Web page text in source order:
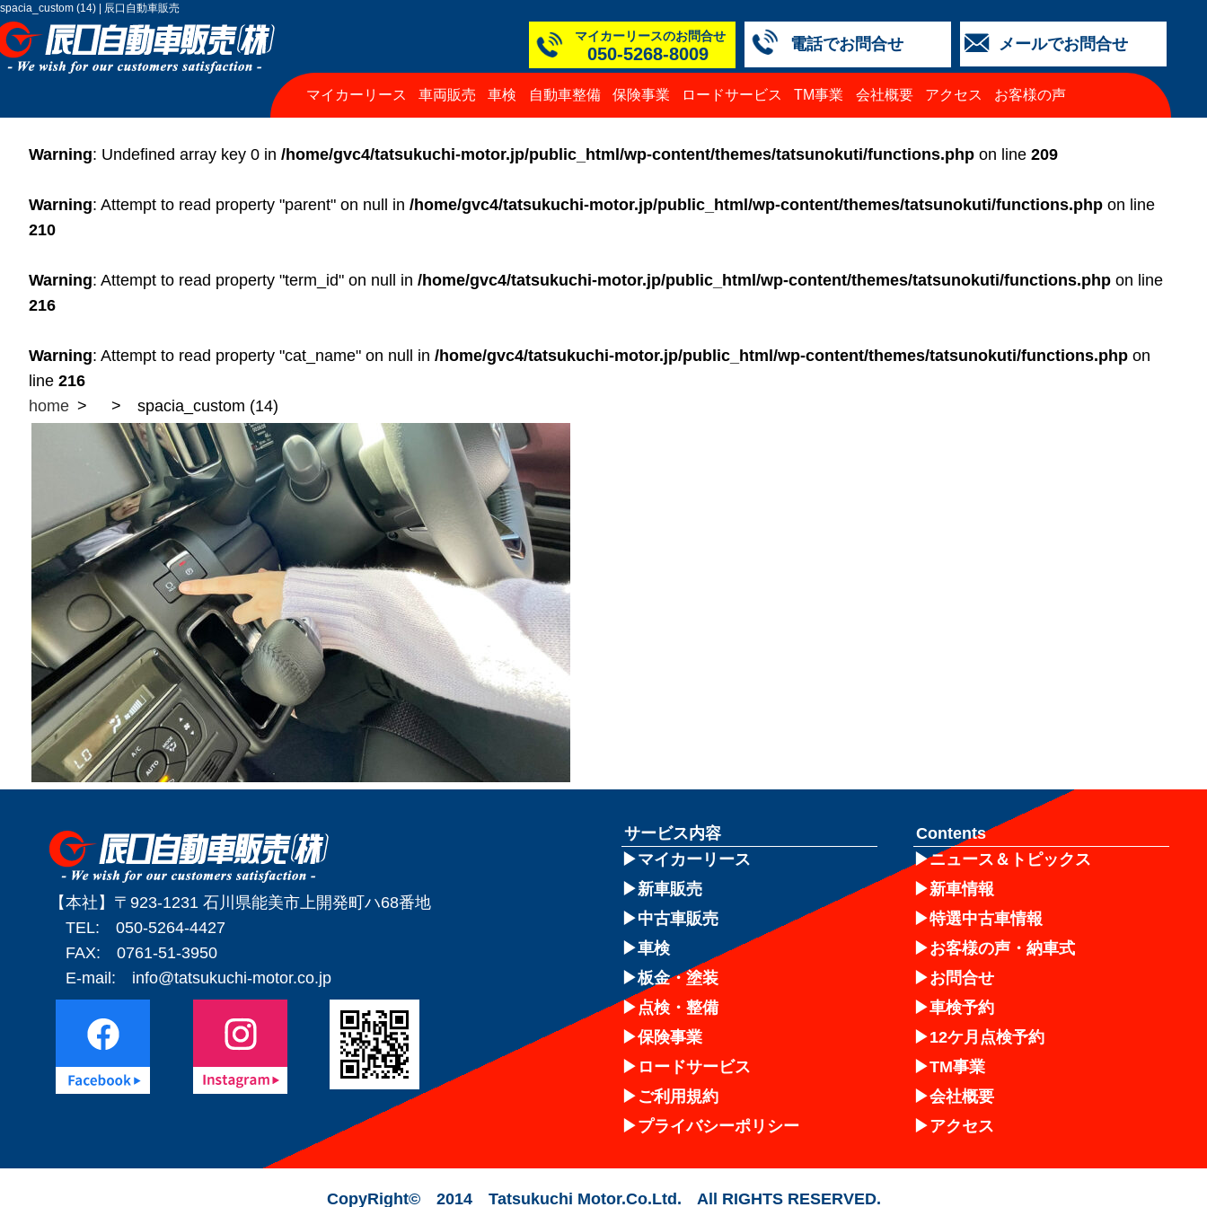
spacia_custom (14) | 辰口自動車販売
メールでお問合せ
電話でお問合せ
050-5264-4427
050-5268-8009
076-233-2318
076-255-0024
0776-33-2424
050-5264-4430
マイカーリースのお問合せ
050-5268-8009
マイカーリース 車両販売 車検 自動車整備 保険事業 ロードサービス TM事業 会社概要 アクセス お客様の声
Warning: Undefined array key 0 in /home/gvc4/tatsukuchi-motor.jp/public_html/wp-content/themes/tatsunokuti/functions.php on line 209
Warning: Attempt to read property "parent" on null in /home/gvc4/tatsukuchi-motor.jp/public_html/wp-content/themes/tatsunokuti/functions.php on line
210
Warning: Attempt to read property "term_id" on null in /home/gvc4/tatsukuchi-motor.jp/public_html/wp-content/themes/tatsunokuti/functions.php on line
216
Warning: Attempt to read property "cat_name" on null in /home/gvc4/tatsukuchi-motor.jp/public_html/wp-content/themes/tatsunokuti/functions.php on
line 216
home
spacia_custom (14)
【本社】〒923-1231 石川県能美市上開発町ハ68番地
TEL: 050-5264-4427
FAX: 0761-51-3950
E-mail: info@tatsukuchi-motor.co.jp
サービス内容
マイカーリース
新車販売
中古車販売
車検
板金・塗装
点検・整備
保険事業
ロードサービス
ご利用規約
プライバシーポリシー
Contents
ニュース＆トピックス
新車情報
特選中古車情報
お客様の声・納車式
お問合せ
車検予約
12ケ月点検予約
TM事業
会社概要
アクセス
CopyRight© 2014 Tatsukuchi Motor.Co.Ltd. All RIGHTS RESERVED.